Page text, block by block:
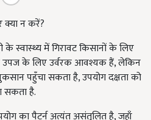
क्या न करें?
के स्वास्थ्य में गिरावट किसानों के लिए
उपज के लिए उर्वरक आवश्यक हैं, लेकिन
पहुँचा सकता है, उपयोग दक्षता को
सकता है.